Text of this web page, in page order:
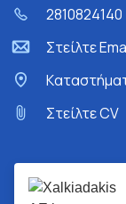
2810824140
Στείλτε
Στείλτε CV